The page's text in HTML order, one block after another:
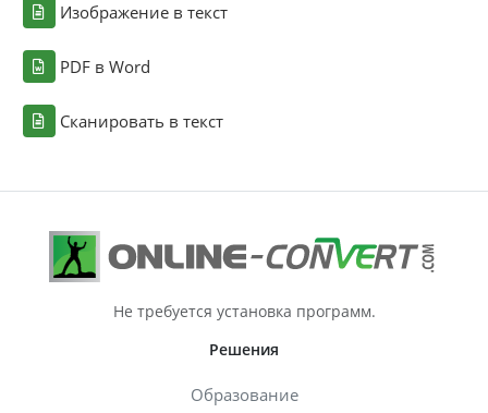
Изображение в текст
PDF в Word
Сканировать в текст
Не требуется установка программ.
Решения
Образование